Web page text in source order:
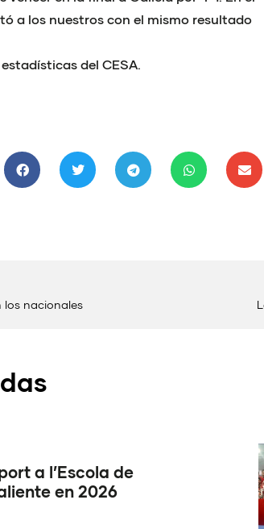
a los nuestros con el mismo resultado
del CESA.
los nacionales
a l’Escola de
en 2026